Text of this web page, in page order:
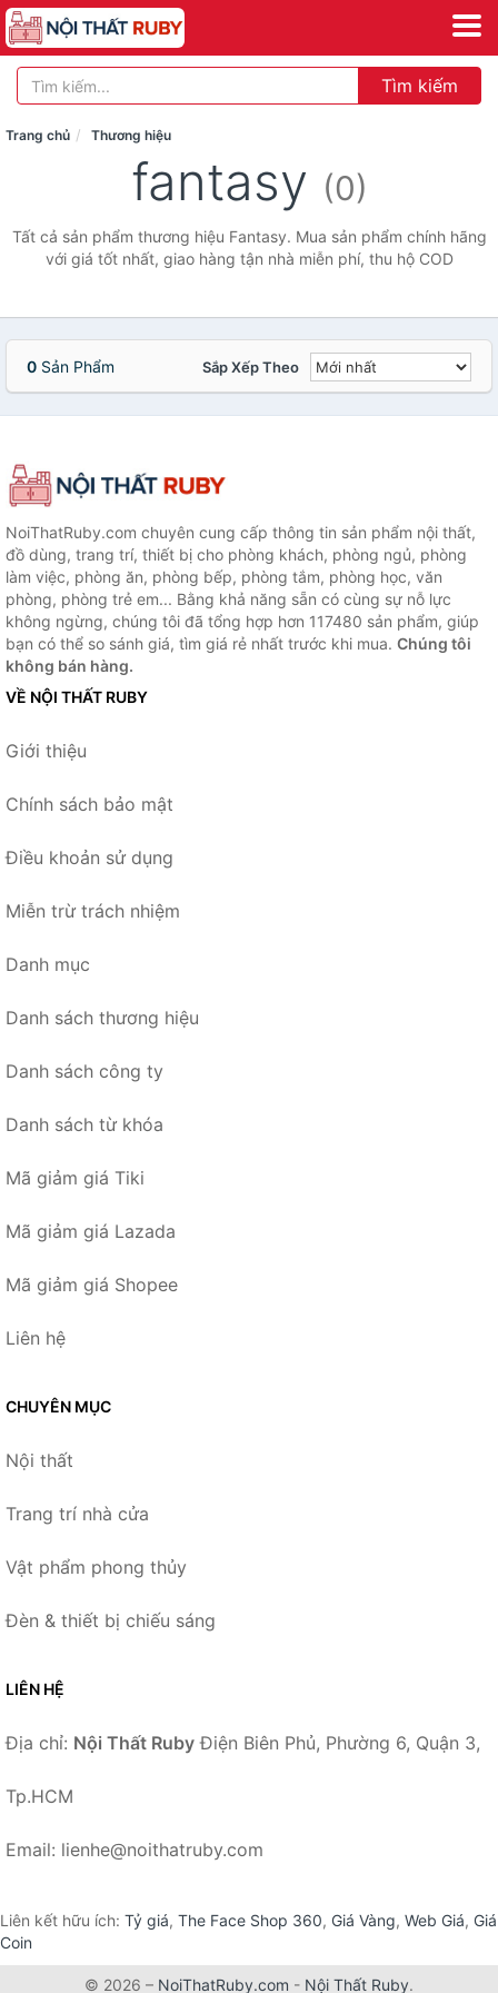
Tìm kiếm
Trang chủ Thương hiệu
fantasy (0)
Tất cả sản phẩm thương hiệu Fantasy. Mua sản phẩm chính hãng
với giá tốt nhất, giao hàng tận nhà miễn phí, thu hộ COD
0 Sản Phẩm Sắp Xếp Theo
NoiThatRuby.com chuyên cung cấp thông tin sản phẩm nội thất,
đồ dùng, trang trí, thiết bị cho phòng khách, phòng ngủ, phòng
làm việc, phòng ăn, phòng bếp, phòng tắm, phòng học, văn
phòng, phòng trẻ em... Bằng khả năng sẵn có cùng sự nỗ lực
không ngừng, chúng tôi đã tổng hợp hơn 117480 sản phẩm, giúp
bạn có thể so sánh giá, tìm giá rẻ nhất trước khi mua. Chúng tôi
không bán hàng.
VỀ NỘI THẤT RUBY
Giới thiệu
Chính sách bảo mật
Điều khoản sử dụng
Miễn trừ trách nhiệm
Danh mục
Danh sách thương hiệu
Danh sách công ty
Danh sách từ khóa
Mã giảm giá Tiki
Mã giảm giá Lazada
Mã giảm giá Shopee
Liên hệ
CHUYÊN MỤC
Nội thất
Trang trí nhà cửa
Vật phẩm phong thủy
Đèn & thiết bị chiếu sáng
LIÊN HỆ
Địa chỉ: Nội Thất Ruby Điện Biên Phủ, Phường 6, Quận 3,
Tp.HCM
Email: lienhe@noithatruby.com
Liên kết hữu ích: Tỷ giá, The Face Shop 360, Giá Vàng, Web Giá, Giá
Coin
© 2026 – NoiThatRuby.com - Nội Thất Ruby.